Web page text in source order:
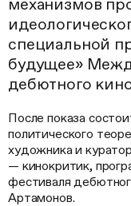
механизмов
специальной
будущее»
дебютного
После показа
политического
художника и
— кинокритик,
фестиваля
Артамонов.